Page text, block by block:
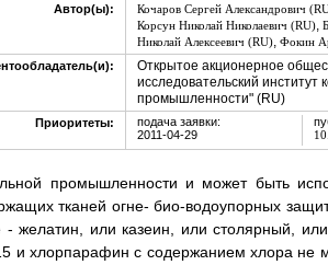
Автор(ы): Кочаров Сергей Александрович
Корсун Николай Николаевич (RU),
Николай Алексеевич (RU), Фокин
Открытое акционерное
исследовательский институт
промышленности" (RU)
Приоритеты:
подача заявки:
2011-04-29
промышленности и может быть
тканей огне- био-водоупорных
желатин, или казеин, или столярный,
и хлорпарафин с содержанием хлора